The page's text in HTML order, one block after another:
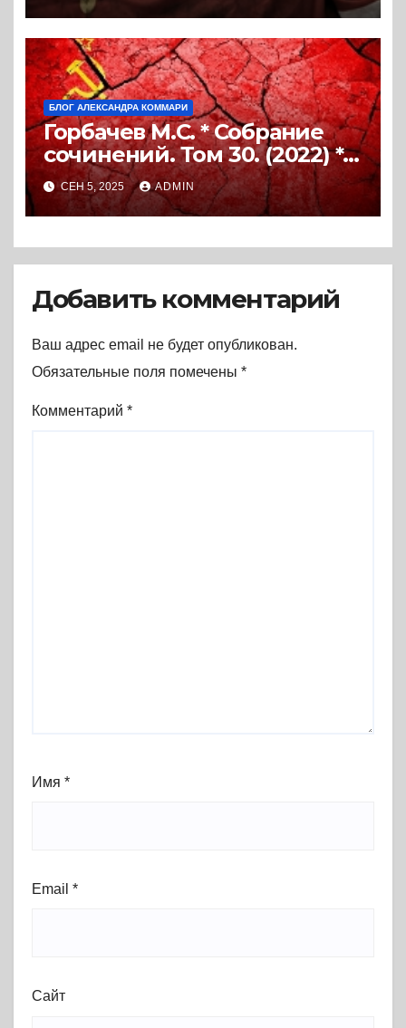
БЛОГ АЛЕКСАНДРА КОММАРИ
Горбачев М.С. * Собрание
сочинений. Том 30. (2022) *
Книга
СЕН 5, 2025 ADMIN
Добавить комментарий
Ваш адрес email не будет опубликован.
Обязательные поля помечены *
Комментарий *
Имя *
Email *
Сайт